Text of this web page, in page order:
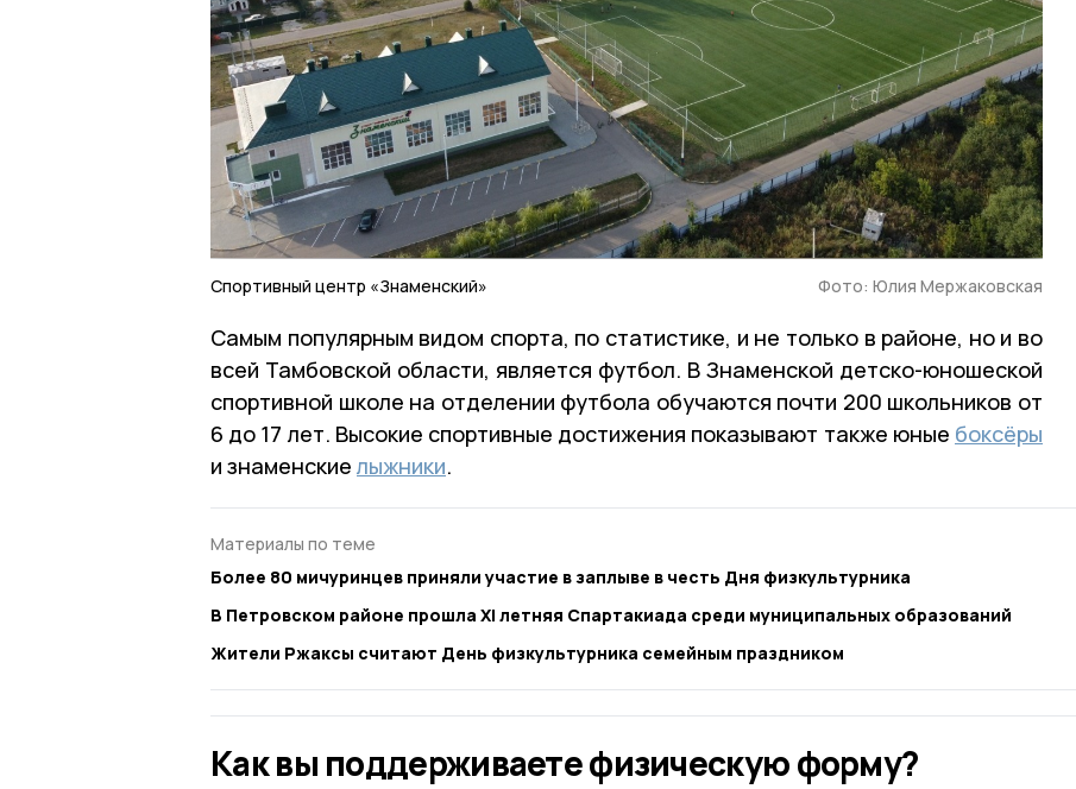
Спортивный центр «Знаменский» Фото: Юлия Мержаковская
Самым популярным видом спорта, по статистике, и не только в районе, но и во
всей Тамбовской области, является футбол. В Знаменской детско-юношеской
спортивной школе на отделении футбола обучаются почти 200 школьников от
6 до 17 лет. Высокие спортивные достижения показывают также юные боксёры
и знаменские лыжники.
Материалы по теме
Более 80 мичуринцев приняли участие в заплыве в честь Дня физкультурника
В Петровском районе прошла XI летняя Спартакиада среди муниципальных образований
Жители Ржаксы считают День физкультурника семейным праздником
Как вы поддерживаете физическую форму?